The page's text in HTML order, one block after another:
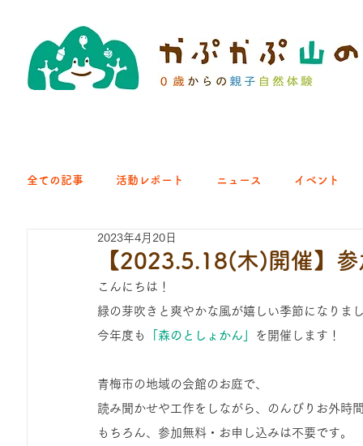
全ての記事 活動レポート ニュース イベント
クラブ｜くらす森
ひろば｜青梅はらっぱ ひろば｜あきる野どろっぱ
森とこどものおまつり みてみて！みんなで描いたよ
【2023.5.18(木)開催】
2023年4月20日
こんにちは！
緑の芽吹きと爽やかな風が嬉しい季節になりま
今年度も
「森のとしょかん」 を開催します！
青梅市の地域の会館のお庭で、
読み聞かせや工作をしながら、のんびりお外時
もちろん、参加無料・お申し込みは不要です。